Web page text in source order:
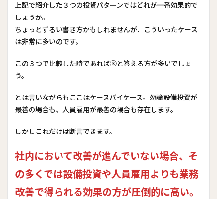
上記で紹介した３つの投資パターンではどれが一番効果的で
しょうか。
ちょっとずるい書き方かもしれませんが、こういったケース
は非常に多いのです。
この３つで比較した時であれば③と答える方が多いでしょ
う。
とは言いながらもここはケースバイケース。勿論設備投資が
最善の場合も、人員雇用が最善の場合も存在します。
しかしこれだけは断言できます。
社内において改善が進んでいない場合、そ
の多くでは設備投資や人員雇用よりも業務
改善で得られる効果の方が圧倒的に高い。